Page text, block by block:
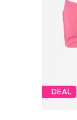
DEAL